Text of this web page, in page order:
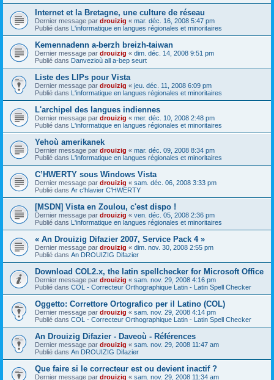
Internet et la Bretagne, une culture de réseau
Dernier message par drouizig « mar. déc. 16, 2008 5:47 pm
Publié dans L'informatique en langues régionales et minoritaires
Kemennadenn a-berzh breizh-taiwan
Dernier message par drouizig « dim. déc. 14, 2008 9:51 pm
Publié dans Danvezioù all a-bep seurt
Liste des LIPs pour Vista
Dernier message par drouizig « jeu. déc. 11, 2008 6:09 pm
Publié dans L'informatique en langues régionales et minoritaires
L'archipel des langues indiennes
Dernier message par drouizig « mer. déc. 10, 2008 2:48 pm
Publié dans L'informatique en langues régionales et minoritaires
Yehoù amerikanek
Dernier message par drouizig « mar. déc. 09, 2008 8:34 pm
Publié dans L'informatique en langues régionales et minoritaires
C’HWERTY sous Windows Vista
Dernier message par drouizig « sam. déc. 06, 2008 3:33 pm
Publié dans Ar c'hlavier C'HWERTY
[MSDN] Vista en Zoulou, c'est dispo !
Dernier message par drouizig « ven. déc. 05, 2008 2:36 pm
Publié dans L'informatique en langues régionales et minoritaires
« An Drouizig Difazier 2007, Service Pack 4 »
Dernier message par drouizig « dim. nov. 30, 2008 2:55 pm
Publié dans An DROUIZIG Difazier
Download COL2.x, the latin spellchecker for Microsoft Office
Dernier message par drouizig « sam. nov. 29, 2008 4:16 pm
Publié dans COL - Correcteur Orthographique Latin - Latin Spell Checker
Oggetto: Correttore Ortografico per il Latino (COL)
Dernier message par drouizig « sam. nov. 29, 2008 4:14 pm
Publié dans COL - Correcteur Orthographique Latin - Latin Spell Checker
An Drouizig Difazier - Daveoù - Références
Dernier message par drouizig « sam. nov. 29, 2008 11:47 am
Publié dans An DROUIZIG Difazier
Que faire si le correcteur est ou devient inactif ?
Dernier message par drouizig « sam. nov. 29, 2008 11:34 am